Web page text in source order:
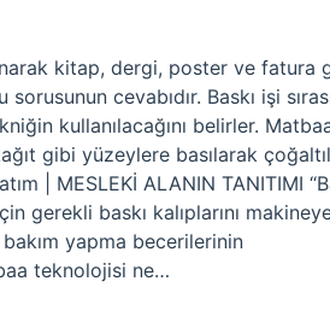
kitap, dergi, poster ve fatura
cevabıdır. Baskı işi
kullanılacağını belirler.
gibi yüzeylere basılarak
| MESLEKİ ALANIN TANITIMI
gerekli baskı kalıplarını
yapma becerilerinin
teknolojisi ne…